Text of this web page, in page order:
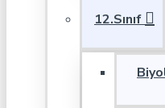
12.Sınıf